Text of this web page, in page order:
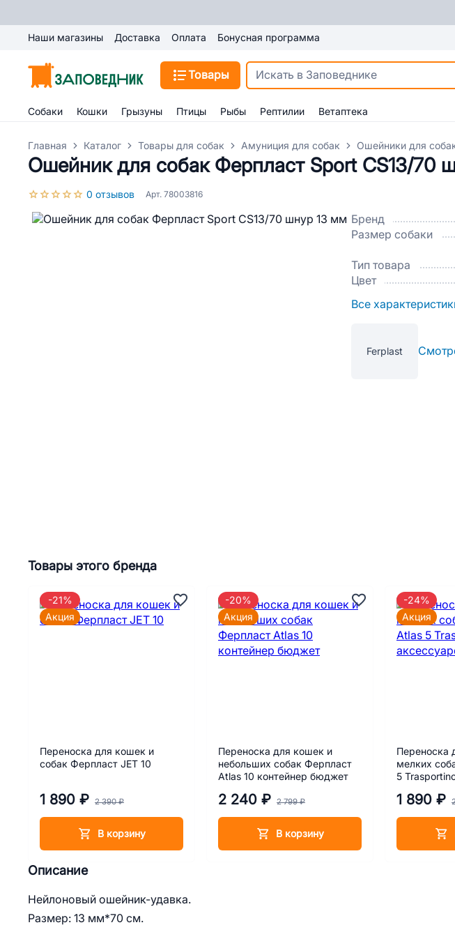
Наши магазины Доставка Оплата Бонусная программа
Товары
Собаки Кошки Грызуны Птицы Рыбы Рептилии Ветаптека
Главная Каталог Товары для собак Амуниция для собак Ошейники для
Ошейник для собак Ферпласт Sport CS13/70
0 отзывов Арт. 78003816
Бренд
Размер собаки
Тип товара
Цвет
Все
Ferplast
Описание
Нейлоновый ошейник-удавка.
Размер: 13 мм*70 см.
Товары этого бренда
Переноска для кошек и
собак Ферпласт JET 10
1 890 ₽ 2 390 ₽
В корзину
-21%
Акция
Переноска для кошек и
небольших собак Ферпласт
Atlas 10 контейнер бюджет
2 240 ₽ 2 799 ₽
В корзину
-20%
Акция
Переноска
мелких
5
1 890 ₽
-24%
Акция